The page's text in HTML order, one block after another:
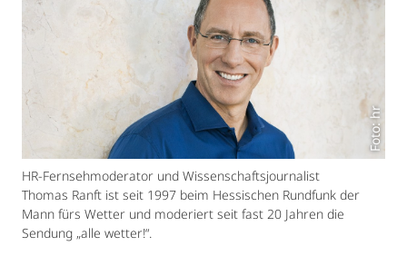
Foto: hr
HR-Fernsehmoderator und Wissenschaftsjournalist
Thomas Ranft ist seit 1997 beim Hessischen Rundfunk der
Mann fürs Wetter und moderiert seit fast 20 Jahren die
Sendung „alle wetter!“.